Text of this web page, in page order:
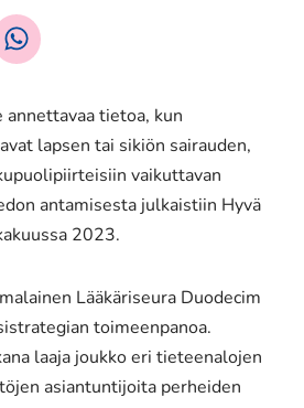
Jaa
WhatsApissa
tietoa, kun
lapsen tai sikiön sairauden,
vaikuttavan
antamisesta julkaistiin Hyvä
2023.
Lääkäriseura Duodecim
toimeenpanoa.
laaja joukko eri tieteenalojen
asiantuntijoita perheiden